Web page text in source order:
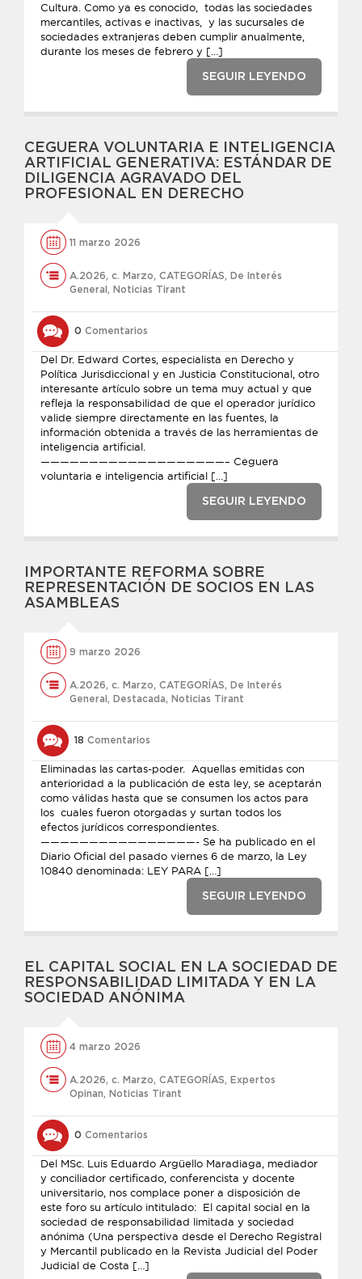
Cultura. Como ya es conocido, todas las sociedades
mercantiles, activas e inactivas, y las sucursales de
sociedades extranjeras deben cumplir anualmente,
durante los meses de febrero y […]
SEGUIR LEYENDO
CEGUERA VOLUNTARIA E INTELIGENCIA
ARTIFICIAL GENERATIVA: ESTÁNDAR DE
DILIGENCIA AGRAVADO DEL
PROFESIONAL EN DERECHO
11 marzo 2026
A.2026, c. Marzo, CATEGORÍAS, De Interés
General , Noticias Tirant
0 Comentarios
Del Dr. Edward Cortes, especialista en Derecho y
Política Jurisdiccional y en Justicia Constitucional, otro
interesante artículo sobre un tema muy actual y que
refleja la responsabilidad de que el operador jurídico
valide siempre directamente en las fuentes, la
información obtenida a través de las herramientas de
inteligencia artificial.
———————————————————– Ceguera
voluntaria e inteligencia artificial […]
SEGUIR LEYENDO
IMPORTANTE REFORMA SOBRE
REPRESENTACIÓN DE SOCIOS EN LAS
ASAMBLEAS
9 marzo 2026
A.2026, c. Marzo, CATEGORÍAS, De Interés
General , Destacada, Noticias Tirant
18 Comentarios
Eliminadas las cartas-poder. Aquellas emitidas con
anterioridad a la publicación de esta ley, se aceptarán
como válidas hasta que se consumen los actos para
los cuales fueron otorgadas y surtan todos los
efectos jurídicos correspondientes.
————————————————- Se ha publicado en el
Diario Oficial del pasado viernes 6 de marzo, la Ley
10840 denominada: LEY PARA […]
SEGUIR LEYENDO
EL CAPITAL SOCIAL EN LA SOCIEDAD DE
RESPONSABILIDAD LIMITADA Y EN LA
SOCIEDAD ANÓNIMA
4 marzo 2026
A.2026, c. Marzo, CATEGORÍAS, Expertos
Opinan, Noticias Tirant
0 Comentarios
Del MSc. Luis Eduardo Argüello Maradiaga, mediador
y conciliador certificado, conferencista y docente
universitario, nos complace poner a disposición de
este foro su artículo intitulado: El capital social en la
sociedad de responsabilidad limitada y sociedad
anónima (Una perspectiva desde el Derecho Registral
y Mercantil publicado en la Revista Judicial del Poder
Judicial de Costa […]